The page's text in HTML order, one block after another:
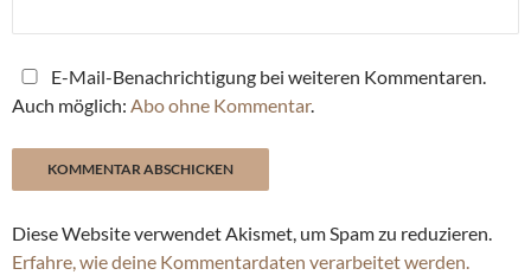
E-Mail-Benachrichtigung bei weiteren Kommentaren.
Auch möglich: Abo ohne Kommentar.
Diese Website verwendet Akismet, um Spam zu reduzieren.
Erfahre, wie deine Kommentardaten verarbeitet werden.